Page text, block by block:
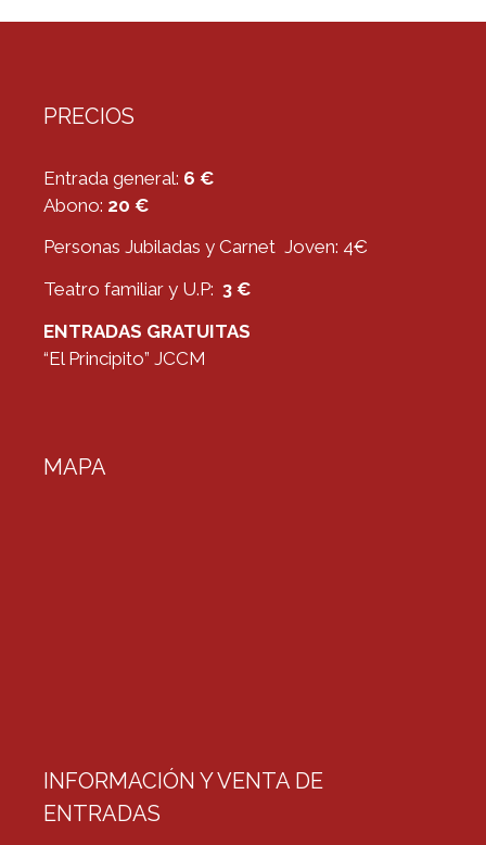
PRECIOS
Entrada general: 6 €
Abono: 20 €
Personas Jubiladas y Carnet Joven: 4€
Teatro familiar y U.P: 3 €
ENTRADAS GRATUITAS
“El Principito” JCCM
MAPA
INFORMACIÓN Y VENTA DE
ENTRADAS